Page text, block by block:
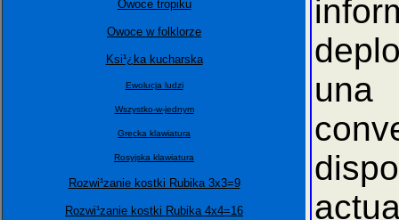
Owoce tropiku
Owoce w folklorze
Ksi¹¿ka kucharska
Ewolucja ludzi
Wszystko-w-jednym
Grecka klawiatura
Rosyjska klawiatura
Rozwi¹zanie kostki Rubika 3x3=9
Rozwi¹zanie kostki Rubika 4x4=16
una